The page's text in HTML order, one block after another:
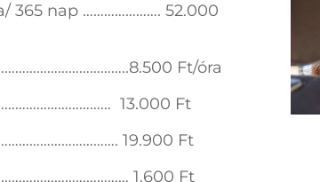
nap …………………. 52.000
Ft/óra
13.000 Ft
19.900 Ft
1.600 Ft